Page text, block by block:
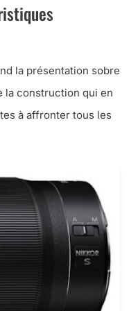
la présentation sobre
la construction qui en
à affronter tous les